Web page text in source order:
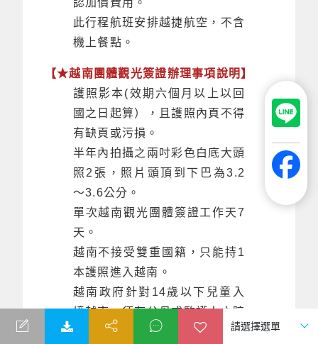
此行程航班安排越捷航空，不含
機上餐點。
【★越南團體觀光簽證辦理事項說明】
護照影本(效期六個月以上以回
國之日起算），且護照內頁不得
有缺頁或污損。
半年內拍攝之兩吋彩色白底大頭
照2張，照片頭頂到下巴為3.2
～3.6公分。
單次越南觀光團體簽證工作天7
天。
越南不接受雙重國籍，只能持1
本護照進入越南。
越南政府針對14歲以下兒童入
境越南，須有父母或監護人之陪
同，才能入境越南。